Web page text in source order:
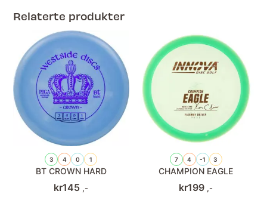
Relaterte produkter
3 4 0 1
BT CROWN HARD
kr145 ,-
7 4 -1 3
CHAMPION EAGLE
kr199 ,-